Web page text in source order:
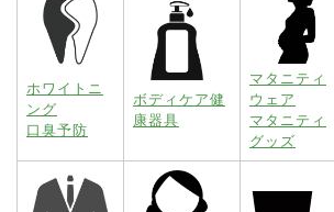
ホワイトニ
ング
口臭予防
ボディケア健
康器具
マタニティ
ウェア
マタニティ
グッズ